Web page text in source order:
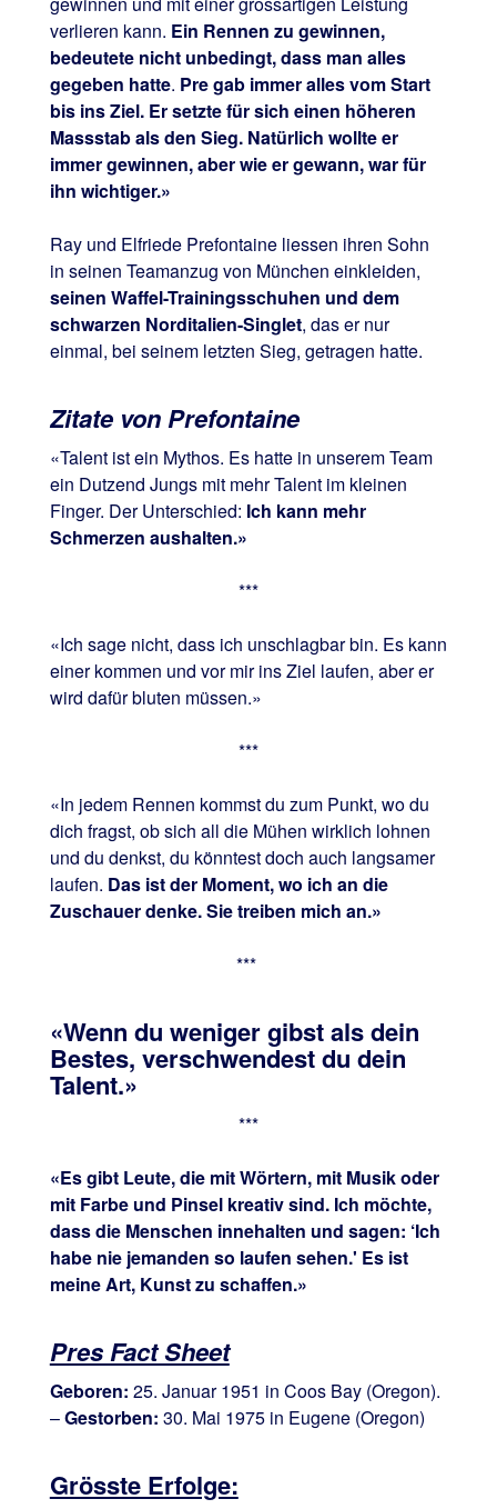
verlieren kann. Ein Rennen zu gewinnen,
bedeutete nicht unbedingt, dass man alles
gegeben hatte. Pre gab immer alles vom Start
bis ins Ziel. Er setzte für sich einen höheren
Massstab als den Sieg. Natürlich wollte er
immer gewinnen, aber wie er gewann, war für
ihn wichtiger.»
Ray und Elfriede Prefontaine liessen ihren Sohn
in seinen Teamanzug von München einkleiden,
seinen Waffel-Trainingsschuhen und dem
schwarzen Norditalien-Singlet, das er nur
einmal, bei seinem letzten Sieg, getragen hatte.
Zitate von Prefontaine
«Talent ist ein Mythos. Es hatte in unserem Team
ein Dutzend Jungs mit mehr Talent im kleinen
Finger. Der Unterschied: Ich kann mehr
Schmerzen aushalten.»
***
«Ich sage nicht, dass ich unschlagbar bin. Es kann
einer kommen und vor mir ins Ziel laufen, aber er
wird dafür bluten müssen.»
***
«In jedem Rennen kommst du zum Punkt, wo du
dich fragst, ob sich all die Mühen wirklich lohnen
und du denkst, du könntest doch auch langsamer
laufen. Das ist der Moment, wo ich an die
Zuschauer denke. Sie treiben mich an.»
***
«Wenn du weniger gibst als dein
Bestes, verschwendest du dein
Talent.»
***
«Es gibt Leute, die mit Wörtern, mit Musik oder
mit Farbe und Pinsel kreativ sind. Ich möchte,
dass die Menschen innehalten und sagen: ‘Ich
habe nie jemanden so laufen sehen.' Es ist
meine Art, Kunst zu schaffen.»
Pres Fact Sheet
Geboren: 25. Januar 1951 in Coos Bay (Oregon).
–Gestorben: 30. Mai 1975 in Eugene (Oregon)
Grösste Erfolge: